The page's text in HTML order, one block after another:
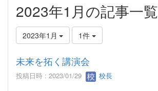
2023年1月の記事一覧
2023年1月 1件
未来を拓く講演会
投稿日時 : 2023/01/29 校長